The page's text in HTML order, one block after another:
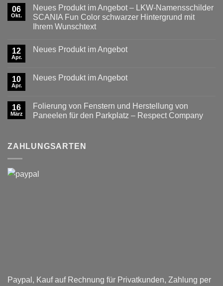
06
Okt.
Neues Produkt im Angebot – LKW-Namensschilder
SCANIA Fun Color schwarzer Hintergrund mit
Ihrem Wunschtext
zu
Angebot
–
Fun
Color
Wunschtext
12
Apr.
Neues Produkt im Angebot
Neues
10
Apr.
Neues Produkt im Angebot
Neues
Produkt
im
16
März
Folierung von Fenstern und Herstellung von
Paneelen für den Parkplatz – Respect Company
Folierung
Herstellung
von
ZAHLUNGSARTEN
Paypal, Kauf auf Rechnung für Privatkunden, Zahlung per